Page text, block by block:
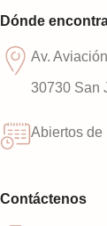
Dónde
Av.
30730 San
Abiertos de
Contáctenos